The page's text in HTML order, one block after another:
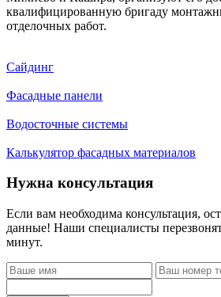
квалифицированную бригаду
отделочных работ.
Сайдинг
Фасадные панели
Водосточные системы
Калькулятор фасадных материалов
Нужна консультация
Если вам необходима консультация,
данные! Наши специалисты
минут.